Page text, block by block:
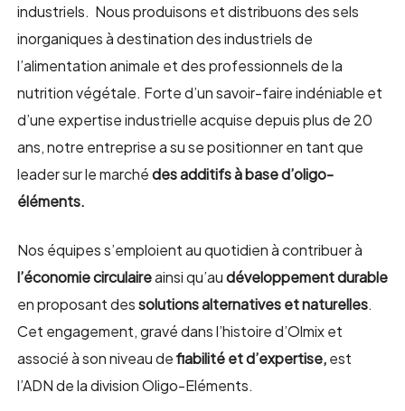
industriels. Nous produisons et distribuons des sels
inorganiques à destination des industriels de
l’alimentation animale et des professionnels de la
nutrition végétale. Forte d’un savoir-faire indéniable et
d’une expertise industrielle acquise depuis plus de 20
ans, notre entreprise a su se positionner en tant que
leader sur le marchédes additifs à base d’oligo-
éléments.
Nos équipes s’emploient au quotidien à contribuer à
l’économie circulaireainsi qu’audéveloppement durable
en proposant dessolutions alternatives et naturelles.
Cet engagement, gravé dans l’histoire d’Olmix et
associé à son niveau defiabilité et d’expertise,est
l’ADN de la division Oligo-Eléments.